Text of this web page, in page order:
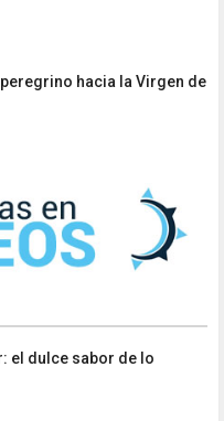
hacia la Virgen de
el dulce sabor de lo